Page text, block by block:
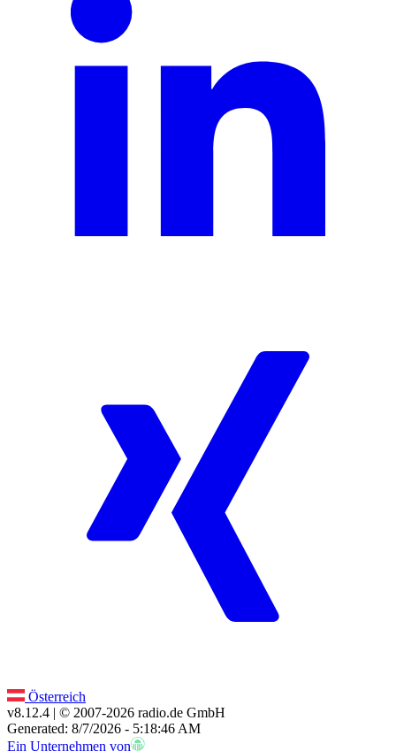
Österreich
v8.12.4 | © 2007-2026 radio.de GmbH
Generated: 8/7/2026 - 5:18:46 AM
Ein Unternehmen von